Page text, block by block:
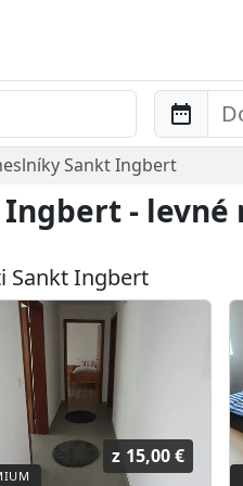
Anreise
Sankt Ingbert
- levné
Sankt Ingbert
z 15,00 €